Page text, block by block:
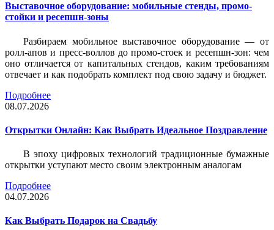
Выставочное оборудование: мобильные стенды, промо-
стойки и ресепшн-зоны
Разбираем мобильное выставочное оборудование — от
ролл-апов и пресс-воллов до промо-стоек и ресепшн-зон: чем
оно отличается от капитальных стендов, каким требованиям
отвечает и как подобрать комплект под свою задачу и бюджет.
Подробнее
08.07.2026
Открытки Онлайн: Как Выбрать Идеальное Поздравление
В эпоху цифровых технологий традиционные бумажные
открытки уступают место своим электронным аналогам
Подробнее
04.07.2026
Как Выбрать Подарок на Свадьбу